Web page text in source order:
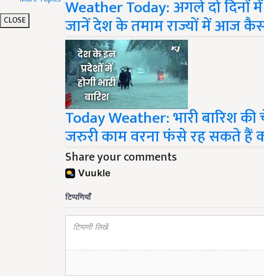
CLOSE
Weather Today: अगले दो दिनों
जानें देश के तमाम राज्यों में आज
Today Weather: भारी बारिश
जरुरी काम वरना फंसे रह सकते हैं
Share your comments